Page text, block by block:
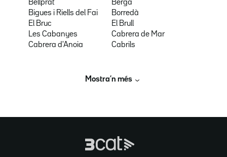
Bellprat
Berga
Bigues i Riells del Fai
Borredà
El Bruc
El Brull
Les Cabanyes
Cabrera de Mar
Cabrera d'Anoia
Cabrils
Mostra’n més